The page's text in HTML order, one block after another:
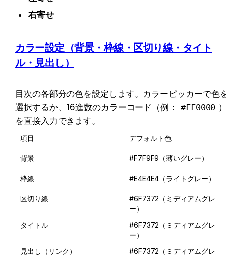
右寄せ
カラー設定（背景・枠線・区切り線・タイト
ル・見出し）
目次の各部分の色を設定します。カラーピッカーで色
選択するか、16進数のカラーコード（例：
#FF0000
を直接入力できます。
項目 デフォルト色
背景 #F7F9F9（薄いグレー）
枠線 #E4E4E4（ライトグレー）
区切り線
#6F7372（ミディアムグレ
ー）
タイトル
#6F7372（ミディアムグレ
ー）
見出し（リンク）
#6F7372（ミディアムグレ